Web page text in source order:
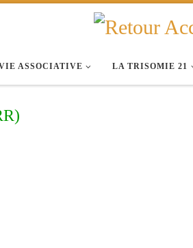
ASSOCIATIVE LA TRISOMIE 21